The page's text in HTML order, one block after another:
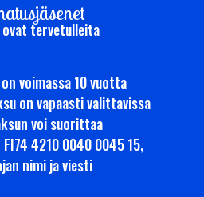
tervetulleita
voimassa 10 vuotta
on vapaasti valittavissa
voi suorittaa
4210 0040 0045 15,
nimi ja viesti